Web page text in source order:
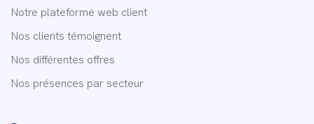
Notre plateforme web client
Nos clients témoignent
Nos différentes offres
Nos présences par secteur